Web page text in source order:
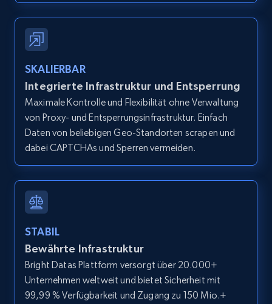
IsCurrentSignedInAgentResponsible, Bedrooms,
and more.
12K+ 1.3K+ Gratis testen
Zillow properties listing information -
Zpid, City, State, HomeStatus, Address,
IsListingClaimedByCurrentSignedInUser,
and more.
12K+ 1.3K+ Gratis testen
SKALIERBAR
Integrierte Infrastruktur und Entsperrung
Maximale Kontrolle und Flexibilität ohne Verwaltung
von Proxy- und Entsperrungsinfrastruktur. Einfach
Daten von beliebigen Geo-Standorten scrapen und
dabei CAPTCHAs und Sperren vermeiden.
STABIL
Bewährte Infrastruktur
Bright Datas Plattform versorgt über 20.000+
Unternehmen weltweit und bietet Sicherheit mit
99,99 % Verfügbarkeit und Zugang zu 150 Mio.+